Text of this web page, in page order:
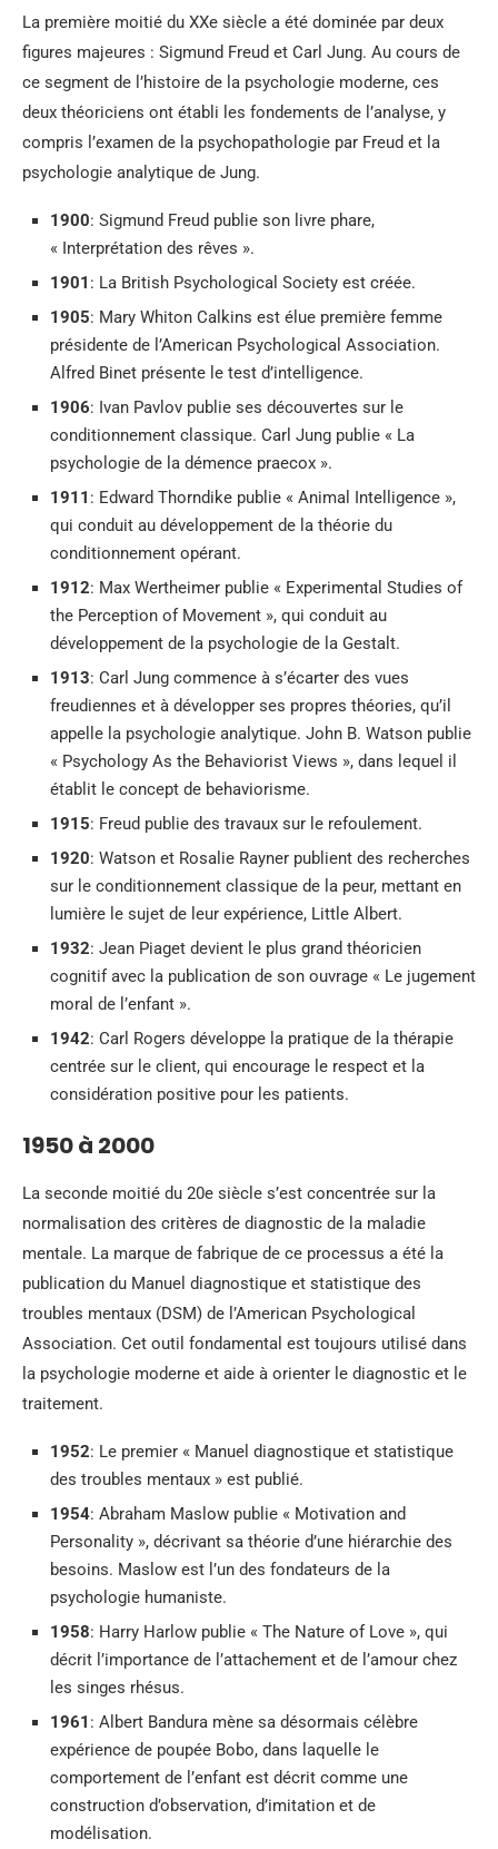
La première moitié du XXe siècle a été dominée par deux
figures majeures : Sigmund Freud et Carl Jung. Au cours de
ce segment de l’histoire de la psychologie moderne, ces
deux théoriciens ont établi les fondements de l’analyse, y
compris l’examen de la psychopathologie par Freud et la
psychologie analytique de Jung.
1900: Sigmund Freud publie son livre phare,
« Interprétation des rêves ».
1901 : La British Psychological Society est créée.
1905: Mary Whiton Calkins est élue première femme
présidente de l’American Psychological Association.
Alfred Binet présente le test d’intelligence.
1906: Ivan Pavlov publie ses découvertes sur le
conditionnement classique. Carl Jung publie « La
psychologie de la démence praecox ».
1911 : Edward Thorndike publie « Animal Intelligence »,
qui conduit au développement de la théorie du
conditionnement opérant.
1912: Max Wertheimer publie « Experimental Studies of
the Perception of Movement », qui conduit au
développement de la psychologie de la Gestalt.
1913: Carl Jung commence à s’écarter des vues
freudiennes et à développer ses propres théories, qu’il
appelle la psychologie analytique. John B. Watson publie
« Psychology As the Behaviorist Views », dans lequel il
établit le concept de behaviorisme.
1915: Freud publie des travaux sur le refoulement.
1920: Watson et Rosalie Rayner publient des recherches
sur le conditionnement classique de la peur, mettant en
lumière le sujet de leur expérience, Little Albert.
1932: Jean Piaget devient le plus grand théoricien
cognitif avec la publication de son ouvrage « Le jugement
moral de l’enfant ».
1942: Carl Rogers développe la pratique de la thérapie
centrée sur le client, qui encourage le respect et la
considération positive pour les patients.
1950 à 2000
La seconde moitié du 20e siècle s’est concentrée sur la
normalisation des critères de diagnostic de la maladie
mentale. La marque de fabrique de ce processus a été la
publication du Manuel diagnostique et statistique des
troubles mentaux (DSM) de l’American Psychological
Association. Cet outil fondamental est toujours utilisé dans
la psychologie moderne et aide à orienter le diagnostic et le
traitement.
1952: Le premier « Manuel diagnostique et statistique
des troubles mentaux » est publié.
1954: Abraham Maslow publie « Motivation and
Personality », décrivant sa théorie d’une hiérarchie des
besoins. Maslow est l’un des fondateurs de la
psychologie humaniste.
1958: Harry Harlow publie « The Nature of Love », qui
décrit l’importance de l’attachement et de l’amour chez
les singes rhésus.
1961 : Albert Bandura mène sa désormais célèbre
expérience de poupée Bobo, dans laquelle le
comportement de l’enfant est décrit comme une
construction d’observation, d’imitation et de
modélisation.